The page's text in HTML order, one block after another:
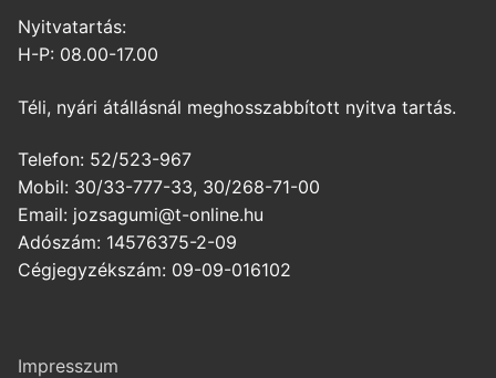
Nyitvatartás:
H-P: 08.00-17.00
Téli, nyári átállásnál meghosszabbított nyitva tartás.
Telefon: 52/523-967
Mobil: 30/33-777-33, 30/268-71-00
Email: jozsagumi@t-online.hu
Adószám: 14576375-2-09
Cégjegyzékszám: 09-09-016102
Impresszum